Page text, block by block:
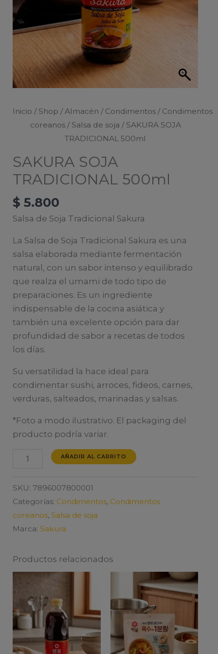
Inicio / Shop /Almacén / Condimentos / Condimentos
coreanos/ Salsa de soja / SAKURA SOJA
TRADICIONAL 500ml
SAKURA SOJA
TRADICIONAL 500ml
$ 5.800
Salsa de Soja Tradicional Sakura
La Salsa de Soja Tradicional Sakura es una
salsa elaborada mediante fermentación
natural, con un sabor intenso y equilibrado
que realza el umami de todo tipo de
preparaciones. Es un ingrediente
indispensable de la cocina asiática y
también una excelente opción para dar
profundidad de sabor a recetas de todos
los días.
Su versatilidad la hace ideal para
condimentar sushi, arroces, fideos, carnes,
verduras, salteados, marinadas y salsas.
*Foto a modo ilustrativo. El packaging del
producto podría variar.
SAKURA
AÑADIR AL CARRITO
SKU: 7896007800001
Categorías: Condimentos, Condimentos
coreanos,Salsa de soja
Marca:Sakura
Productos relacionados